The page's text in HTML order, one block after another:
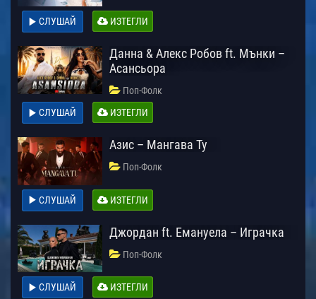
СЛУШАЙ ИЗТЕГЛИ
Данна & Алекс Робов ft. Мънки –
Асансьора
Поп-Фолк
СЛУШАЙ
ИЗТЕГЛИ
Азис – Мангава Ту
Поп-Фолк
СЛУШАЙ ИЗТЕГЛИ
Джордан ft. Емануела – Играчка
Поп-Фолк
СЛУШАЙ ИЗТЕГЛИ